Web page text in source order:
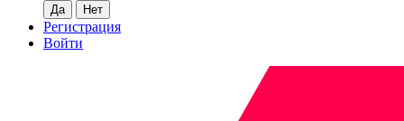
Регистрация
Войти